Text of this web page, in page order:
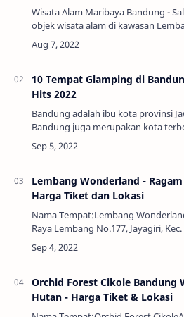
Wisata Alam Maribaya Bandung -
objek wisata alam di kawasan
menjadi tempat liburan favorit
Bandung. Wisata Maribaya
10 Tempat Glamping di
Hits 2022
Bandung adalah ibu kota provinsi
Bandung juga merupakan kota
Indonesia setelah Jakarta dan
Termasuk kota paling besar,
Lembang Wonderland -
Harga Tiket dan Lokasi
Nama Tempat:Lembang
Raya Lembang No.177, Jayagiri,
Kabupaten Bandung Barat, Jawa
Buka:Senin–Jumat pukul 10.00-20.00
Orchid Forest Cikole Bandung
Hutan - Harga Tiket & Lokasi